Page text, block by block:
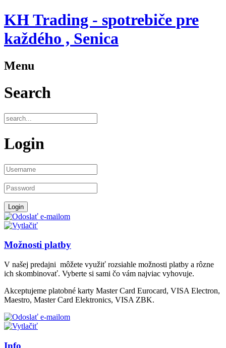
KH Trading - spotrebiče pre
každého , Senica
Menu
Search
Login
Možnosti platby
V našej predajni môžete využiť rozsiahle možnosti platby a rôzne
ich skombinovať. Vyberte si sami čo vám najviac vyhovuje.
Akceptujeme platobné karty Master Card Eurocard, VISA Electron,
Maestro, Master Card Elektronics, VISA ZBK.
Info